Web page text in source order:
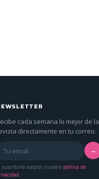
cada semana lo mejor de la
directamente en tu correo.
→
suscribirte aceptas nuestra política de
.